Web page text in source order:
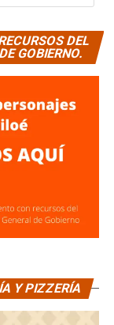
DEL
GOBIERNO.
Y PIZZERÍA